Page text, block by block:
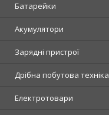
Батарейки
Акумулятори
Зарядні пристрої
Дрібна побутова техніка
Електротовари